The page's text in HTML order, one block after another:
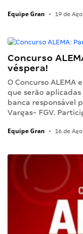
Equipe Gran • 19 de
Concurso
véspera!
O Concurso
que serão
banca responsável
Vargas- FGV.
Equipe Gran • 16 de